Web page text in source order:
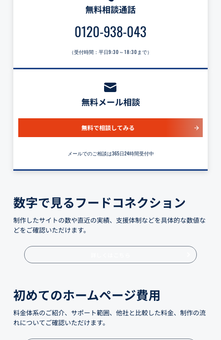
無料相談通話
0120-938-043
（受付時間：平日9:30～18:30 まで）
無料メール相談
無料で相談してみる
メールでのご相談は365日24時間受付中
数字で見るフードコネクション
制作したサイトの数や直近の実績、支援体制などを具体的な数値な
どをご確認いただけます。
初めてのホームページ費用
料金体系のご紹介、サポート範囲、他社と比較した料金、制作の流
れについてご確認いただけます。